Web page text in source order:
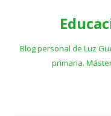
Blog personal de Luz
primaria.